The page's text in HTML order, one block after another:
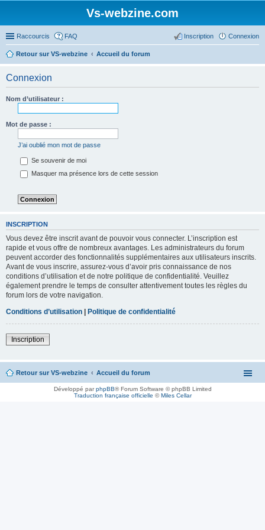
Vs-webzine.com
Raccourcis FAQ Connexion
Inscription
Retour sur VS-webzine Accueil du forum
Connexion
Nom d’utilisateur :
Mot de passe :
J’ai oublié mon mot de passe
Se souvenir de moi
Masquer ma présence lors de cette session
INSCRIPTION
Vous devez être inscrit avant de pouvoir vous connecter. L’inscription est
rapide et vous offre de nombreux avantages. Les administrateurs du forum
peuvent accorder des fonctionnalités supplémentaires aux utilisateurs inscrits.
Avant de vous inscrire, assurez-vous d’avoir pris connaissance de nos
conditions d’utilisation et de notre politique de confidentialité. Veuillez
également prendre le temps de consulter attentivement toutes les règles du
forum lors de votre navigation.
Conditions d’utilisation | Politique de confidentialité
Inscription
Retour sur VS-webzine Accueil du forum
Développé parphpBB® Forum Software © phpBB Limited
Traduction française officielle ©Miles Cellar